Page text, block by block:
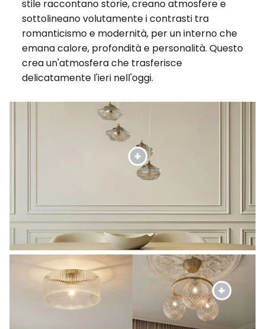
stile raccontano storie, creano atmosfere e
sottolineano volutamente i contrasti tra
romanticismo e modernità, per un interno che
emana calore, profondità e personalità. Questo
crea un'atmosfera che trasferisce
delicatamente l'ieri nell'oggi.